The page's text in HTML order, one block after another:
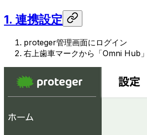
1. 連携設定
proteger管理画面にログイン
右上歯車マークから「Omni Hub